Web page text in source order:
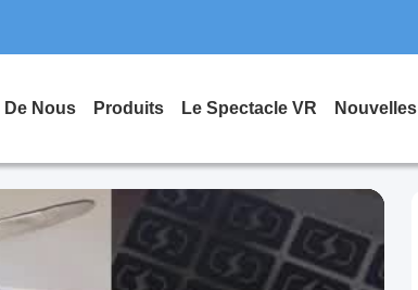
Nous Produits Le Spectacle VR Nouvelles